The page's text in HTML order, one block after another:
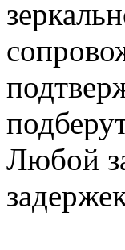
Любой